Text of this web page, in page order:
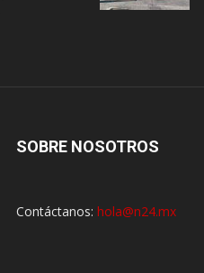
SOBRE NOSOTROS
Contáctanos: hola@n24.mx